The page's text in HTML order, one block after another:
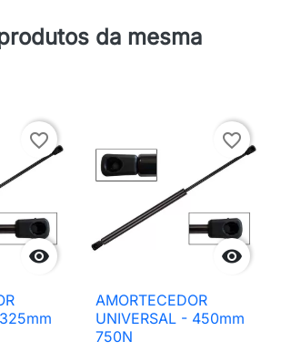
da mesma

favorite_border

favorite_border
AMORTECEDOR
UNIVERSAL - 450mm
750N